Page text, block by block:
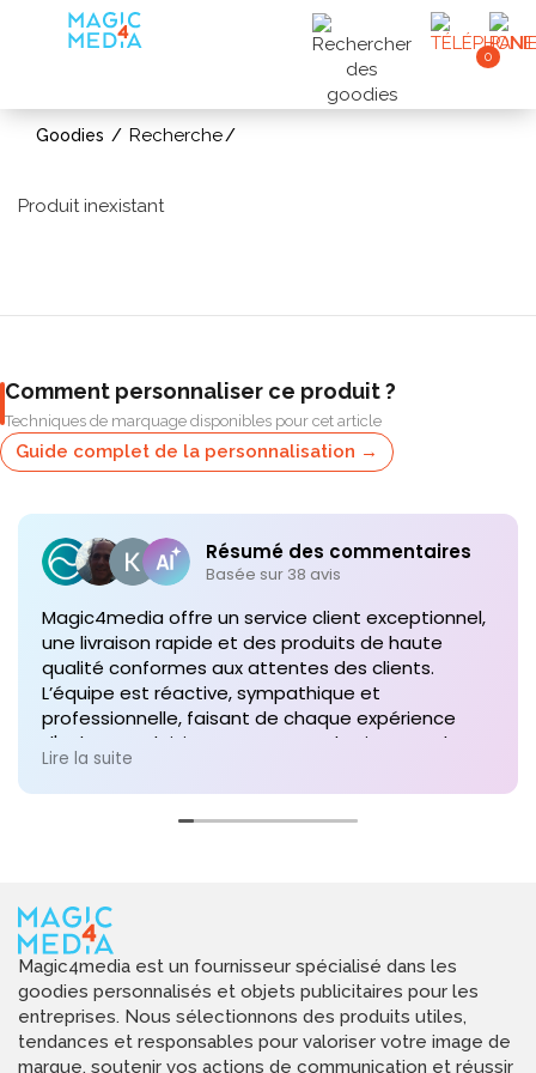
0
Goodies Recherche
Produit inexistant
Comment personnaliser ce produit ?
Techniques de marquage disponibles pour cet article
Guide complet de la personnalisation →
Résumé des commentaires
Basée sur 38 avis
Magic4media offre un service client exceptionnel,
une livraison rapide et des produits de haute
qualité conformes aux attentes des clients.
L’équipe est réactive, sympathique et
professionnelle, faisant de chaque expérience
d'achat un plaisir. Je recommande vivement leurs
services pour toute commande future de produits
personnalisés !
Lire la suite
Magic4media est un fournisseur spécialisé dans les
goodies personnalisés et objets publicitaires pour les
entreprises. Nous sélectionnons des produits utiles,
tendances et responsables pour valoriser votre image de
marque, soutenir vos actions de communication et réussir